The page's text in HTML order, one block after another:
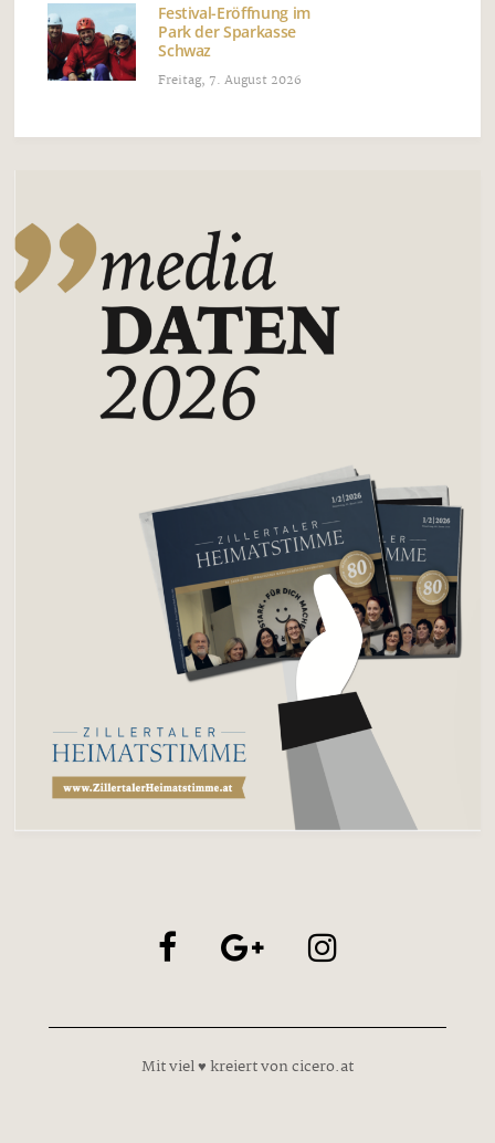
Festival-Eröffnung im
Park der Sparkasse
Schwaz
Freitag, 7. August 2026
Mit viel ♥ kreiert von cicero.at